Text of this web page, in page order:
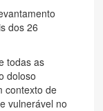
dos 26
todas as
doloso
contexto de
vulnerável no